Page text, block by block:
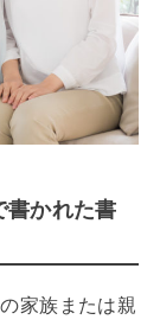
書かれた書
家族または親